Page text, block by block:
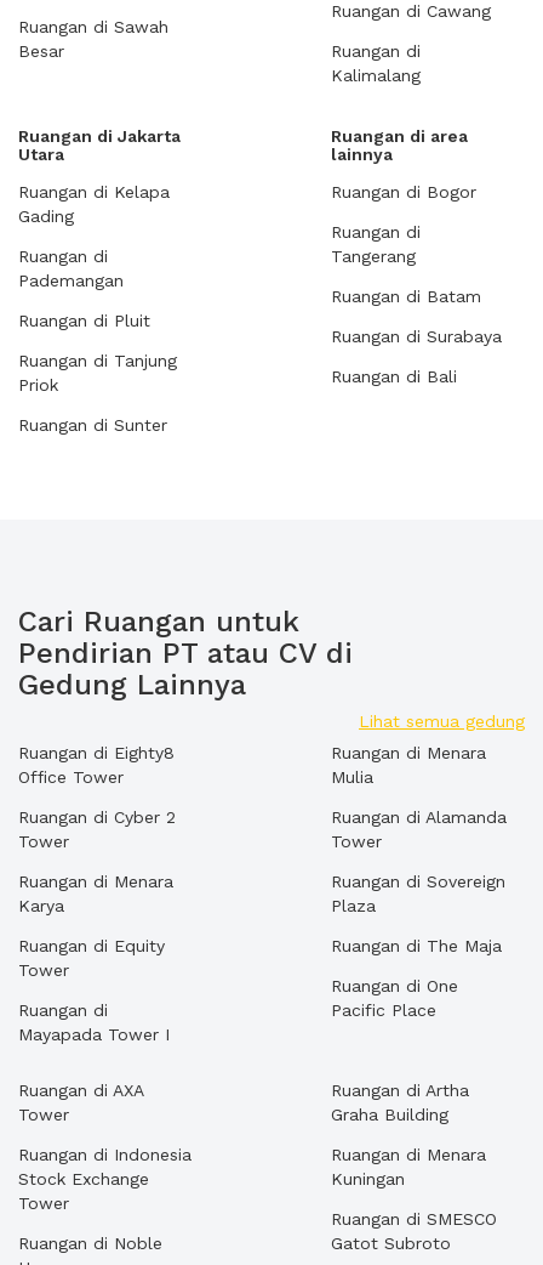
Ruangan di Sawah
Besar
Ruangan di Cawang
Ruangan di
Kalimalang
Ruangan di Jakarta
Utara
Ruangan di Kelapa
Gading
Ruangan di
Pademangan
Ruangan di Pluit
Ruangan di Tanjung
Priok
Ruangan di Sunter
Ruangan di area
lainnya
Ruangan di Bogor
Ruangan di
Tangerang
Ruangan di Batam
Ruangan di Surabaya
Ruangan di Bali
Cari Ruangan untuk
Pendirian PT atau CV di
Gedung Lainnya
Lihat semua gedung
Ruangan di Eighty8
Office Tower
Ruangan di Cyber 2
Tower
Ruangan di Menara
Karya
Ruangan di Equity
Tower
Ruangan di
Mayapada Tower I
Ruangan di Menara
Mulia
Ruangan di Alamanda
Tower
Ruangan di Sovereign
Plaza
Ruangan di The Maja
Ruangan di One
Pacific Place
Ruangan di AXA
Tower
Ruangan di Indonesia
Stock Exchange
Tower
Ruangan di Noble
Ruangan di Artha
Graha Building
Ruangan di Menara
Kuningan
Ruangan di SMESCO
Gatot Subroto